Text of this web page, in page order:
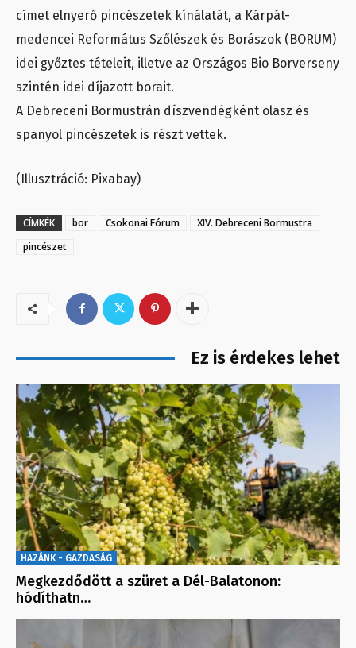
címet elnyerő pincészetek kínálatát, a Kárpát-
medencei Református Szőlészek és Borászok (BORUM)
idei győztes tételeit, illetve az Országos Bio Borverseny
szintén idei díjazott borait.
A Debreceni Bormustrán díszvendégként olasz és
spanyol pincészetek is részt vettek.
(Illusztráció: Pixabay)
CÍMKÉK bor Csokonai Fórum
XIV. Debreceni Bormustra
pincészet
Ez is érdekes lehet
HAZÁNK - GAZDASÁG
Megkezdődött a szüret a Dél-Balatonon:
hódíthatn…